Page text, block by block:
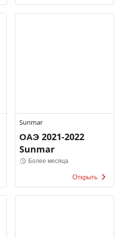
Sunmar
ОАЭ 2021-2022
Sunmar
Более месяца
Открыть